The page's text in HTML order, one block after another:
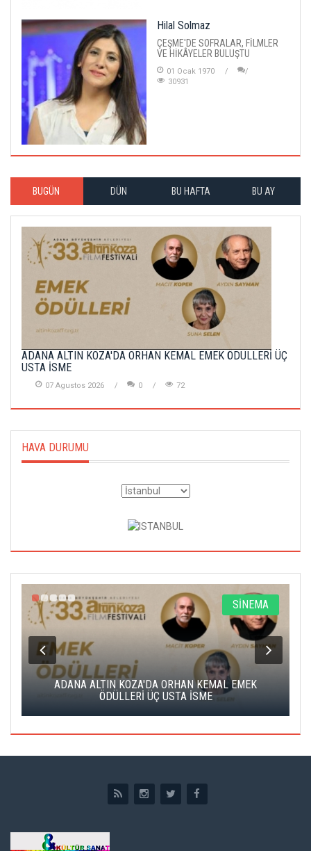
Hilal Solmaz
ÇEŞME'DE SOFRALAR, FİLMLER
VE HİKÂYELER BULUŞTU
01 Ocak 1970
30931
BUGÜN DÜN BU HAFTA BU AY
ADANA ALTIN KOZA'DA ORHAN KEMAL EMEK ÖDÜLLERİ ÜÇ
USTA İSME
07 Agustos 2026 0 72
HAVA DURUMU
SİNEMA
ADANA ALTIN KOZA'DA ORHAN KEMAL EMEK
ÖDÜLLERİ ÜÇ USTA İSME